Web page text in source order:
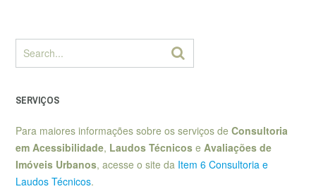
SERVIÇOS
Para maiores informações sobre os serviços de Consultoria
em Acessibilidade, Laudos Técnicos e Avaliações de
Imóveis Urbanos, acesse o site da Item 6 Consultoria e
Laudos Técnicos.